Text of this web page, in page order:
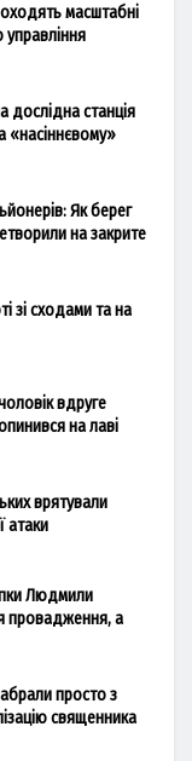
масштабні
управління
дослідна станція
«насіннєвому»
Як берег
на закрите
зі сходами та на
вдруге
на лаві
врятували
атаки
Людмили
провадження, а
просто з
священника